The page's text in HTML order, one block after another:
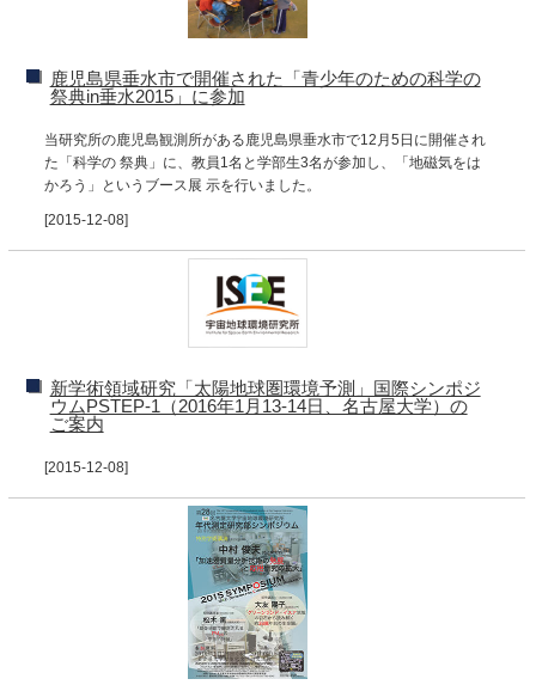
鹿児島県垂水市で開催された「青少年のための科学の
祭典in垂水2015」に参加
当研究所の鹿児島観測所がある鹿児島県垂水市で12月5日に開催され
た「科学の 祭典」に、教員1名と学部生3名が参加し、「地磁気をは
かろう」というブース展 示を行いました。
[2015-12-08]
新学術領域研究「太陽地球圏環境予測」国際シンポジ
ウムPSTEP-1（2016年1月13-14日、名古屋大学）の
ご案内
[2015-12-08]